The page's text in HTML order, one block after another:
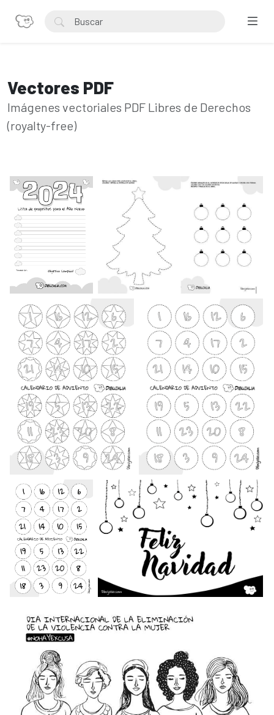
Vectores PDF
Imágenes vectoriales PDF Libres de Derechos
(royalty-free)